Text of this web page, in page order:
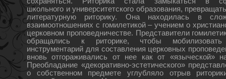
школьного и университетского образования,
литературную риторику. Она находилась в
взаимоотношениях с гомилетикой – учением о
церковном проповедничестве. Представители
обращались к риторике, чтобы
инструментарий для составления церковных
вновь отгораживались от нее как от «языческой»
Преобладание «декоративно-эстетического»
о собственном предмете углубляло отрыв